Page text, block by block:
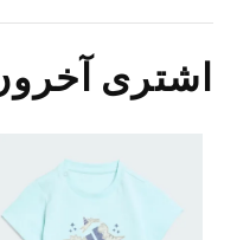
اشترى